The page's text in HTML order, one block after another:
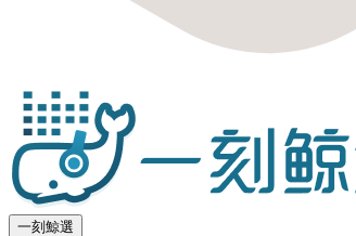
一刻鯨選